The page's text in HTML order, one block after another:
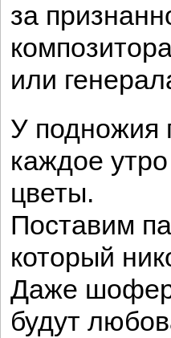
за
или
У подножия
каждое
цветы.
Поставим
который
Даже
будут